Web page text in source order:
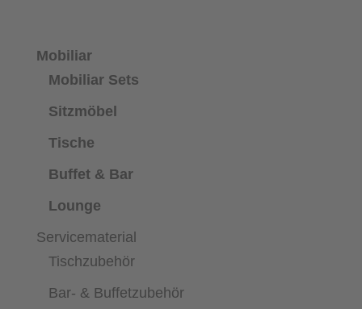
Mobiliar
Mobiliar Sets
Sitzmöbel
Tische
Buffet & Bar
Lounge
Servicematerial
Tischzubehör
Bar- & Buffetzubehör